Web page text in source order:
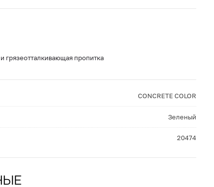
грязеотталкивающая пропитка
CONCRETE COLOR
Зеленый
20474